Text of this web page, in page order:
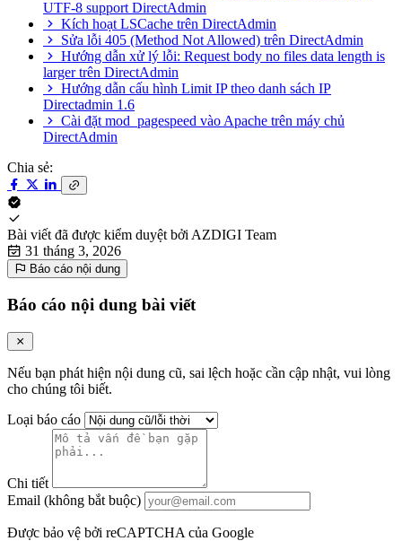
UTF-8 support DirectAdmin
Kích hoạt LSCache trên DirectAdmin
Sửa lỗi 405 (Method Not Allowed) trên DirectAdmin
Hướng dẫn xử lý lỗi: Request body no files data length is
larger trên DirectAdmin
Hướng dẫn cấu hình Limit IP theo danh sách IP
Directadmin 1.6
Cài đặt mod_pagespeed vào Apache trên máy chủ
DirectAdmin
Chia sẻ:
Bài viết đã được kiểm duyệt bởi AZDIGI Team
31 tháng 3, 2026
Báo cáo nội dung
Báo cáo nội dung bài viết
Nếu bạn phát hiện nội dung cũ, sai lệch hoặc cần cập nhật, vui lòng
cho chúng tôi biết.
Loại báo cáo
Chi tiết
Email (không bắt buộc)
Được bảo vệ bởi reCAPTCHA của Google